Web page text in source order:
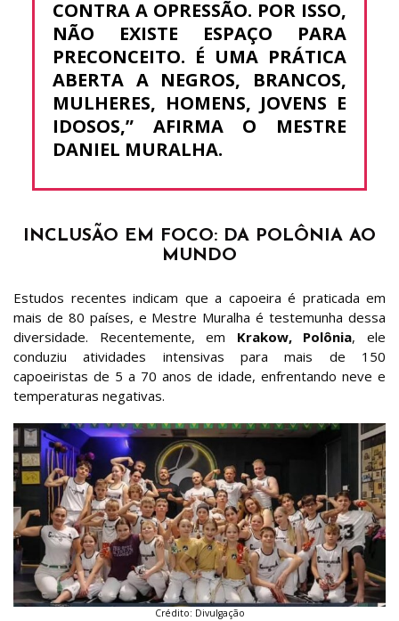
CONTRA A OPRESSÃO. POR ISSO,
NÃO EXISTE ESPAÇO PARA
PRECONCEITO. É UMA PRÁTICA
ABERTA A NEGROS, BRANCOS,
MULHERES, HOMENS, JOVENS E
IDOSOS,” AFIRMA O MESTRE
DANIEL MURALHA.
INCLUSÃO EM FOCO: DA POLÔNIA AO
MUNDO
Estudos recentes indicam que a capoeira é praticada em
mais de 80 países, e Mestre Muralha é testemunha dessa
diversidade. Recentemente, em Krakow, Polônia, ele
conduziu atividades intensivas para mais de 150
capoeiristas de 5 a 70 anos de idade, enfrentando neve e
temperaturas negativas.
Crédito: Divulgação